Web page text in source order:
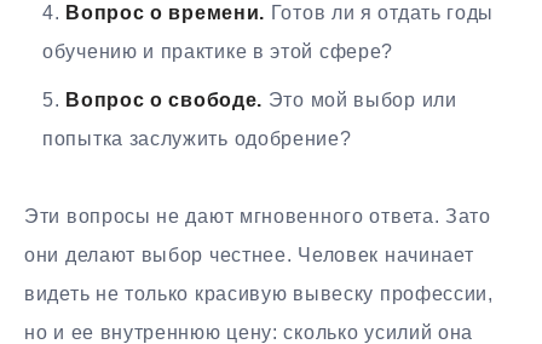
Вопрос о времени. Готов ли я отдать годы
обучению и практике в этой сфере?
Вопрос о свободе. Это мой выбор или
попытка заслужить одобрение?
Эти вопросы не дают мгновенного ответа. Зато
они делают выбор честнее. Человек начинает
видеть не только красивую вывеску профессии,
но и ее внутреннюю цену: сколько усилий она